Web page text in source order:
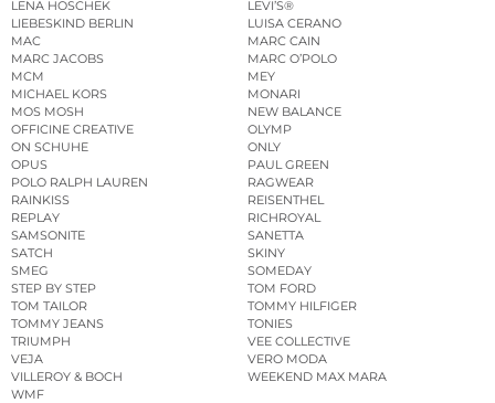
LENA HOSCHEK
LEVI’S®
LIEBESKIND BERLIN
LUISA CERANO
MAC
MARC CAIN
MARC JACOBS
MARC O’POLO
MCM
MEY
MICHAEL KORS
MONARI
MOS MOSH
NEW BALANCE
OFFICINE CREATIVE
OLYMP
ON SCHUHE
ONLY
OPUS
PAUL GREEN
POLO RALPH LAUREN
RAGWEAR
RAINKISS
REISENTHEL
REPLAY
RICHROYAL
SAMSONITE
SANETTA
SATCH
SKINY
SMEG
SOMEDAY
STEP BY STEP
TOM FORD
TOM TAILOR
TOMMY HILFIGER
TOMMY JEANS
TONIES
TRIUMPH
VEE COLLECTIVE
VEJA
VERO MODA
VILLEROY & BOCH
WEEKEND MAX MARA
WMF